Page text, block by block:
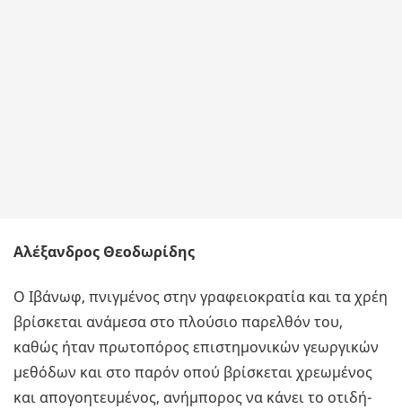
Αλέξανδρος Θεοδωρίδης
Ο Ιβά­νωφ, πνιγ­μέ­νος στην γρα­φειο­κρα­τία και τα χρέη
βρί­σκε­ται ανά­με­σα στο πλού­σιο πα­ρελ­θόν του,
καθώς ήταν πρω­το­πό­ρος επι­στη­μο­νι­κών γε­ωρ­γι­κών
με­θό­δων και στο παρόν οπού βρί­σκε­ται χρε­ω­μέ­νος
και απο­γοη­τευ­μέ­νος, ανή­μπο­ρος να κάνει το οτι­δή­